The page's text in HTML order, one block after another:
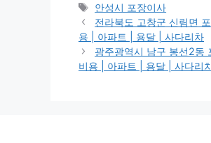
테
고
리
태
그
안성시 포장이사
전라북도 고창군 신림면
용 | 아파트 | 용달 | 사다리차
광주광역시 남구 봉선2동
비용 | 아파트 | 용달 | 사다리